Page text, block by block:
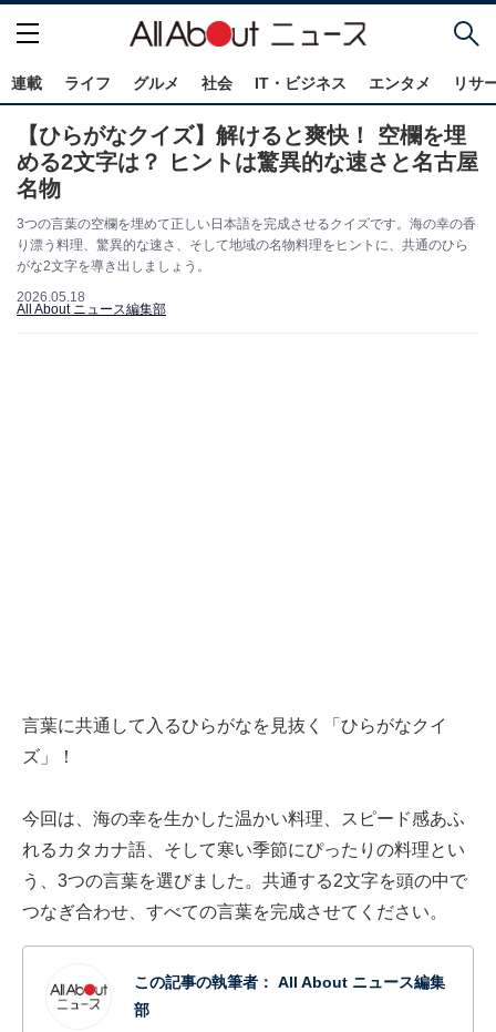
連載 ライフ グルメ 社会 IT・ビジネス エンタメ リサ
【ひらがなクイズ】解けると爽快！ 空欄を埋
める2文字は？ ヒントは驚異的な速さと名古屋
名物
3つの言葉の空欄を埋めて正しい日本語を完成させるクイズです。海の幸の香
り漂う料理、驚異的な速さ、そして地域の名物料理をヒントに、共通のひら
がな2文字を導き出しましょう。
2026.05.18
All About ニュース編集部
言葉に共通して入るひらがなを見抜く「ひらがなクイ
ズ」！
今回は、海の幸を生かした温かい料理、スピード感あふ
れるカタカナ語、そして寒い季節にぴったりの料理とい
う、3つの言葉を選びました。共通する2文字を頭の中で
つなぎ合わせ、すべての言葉を完成させてください。
この記事の執筆者： All About ニュース編集
部